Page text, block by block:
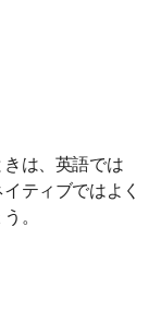
は、英語では
ティブではよく
。